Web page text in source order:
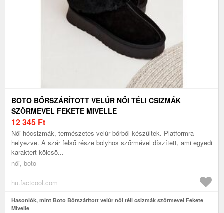
BOTO BŐRSZÁRÍTOTT VELÚR NŐI TÉLI CSIZMÁK
SZŐRMEVEL FEKETE MIVELLE
12 345 Ft
Női hócsizmák, természetes velúr bőrből készültek. Platformra
helyezve. A szár felső része bolyhos szőrmével díszített, ami egyedi
karaktert kölcsö...
női, boto
hu.factcool.com
Hasonlók, mint Boto Bőrszárított velúr női téli csizmák szőrmevel Fekete
Mivelle